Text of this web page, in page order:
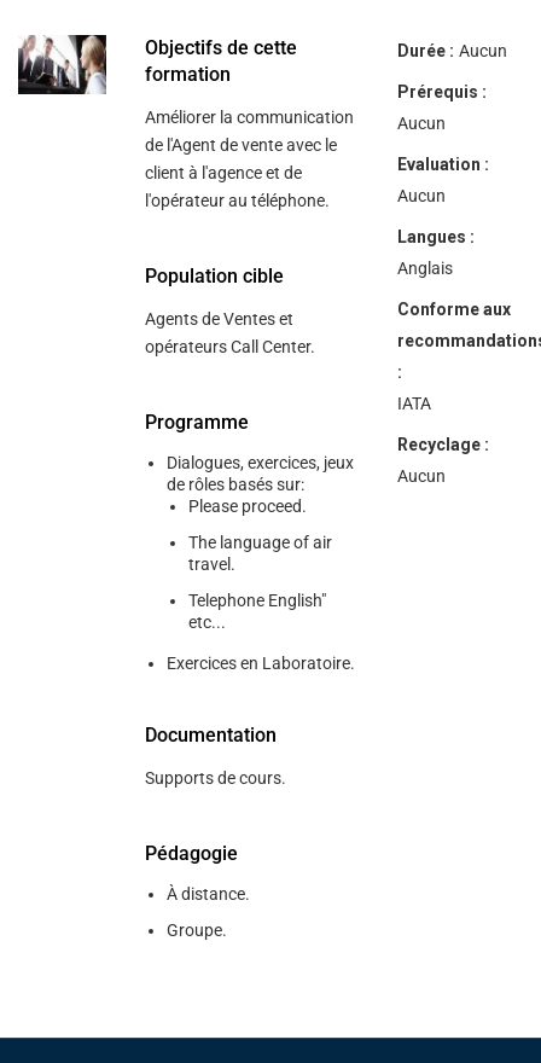
navigate
and
interact
Objectifs de cette
formation
Améliorer la communication
de l'Agent de vente avec le
client à l'agence et de
l'opérateur au téléphone.
Population cible
Agents de Ventes et
opérateurs Call Center.
Programme
Dialogues, exercices, jeux
de rôles basés sur:
Please proceed.
The language of air
travel.
Telephone English"
etc...
Exercices en Laboratoire.
Documentation
Supports de cours.
Pédagogie
À distance.
Groupe.
Durée : Aucun
Prérequis :
Aucun
Evaluation :
Aucun
Langues :
Anglais
Conforme aux
:
IATA
Recyclage :
Aucun